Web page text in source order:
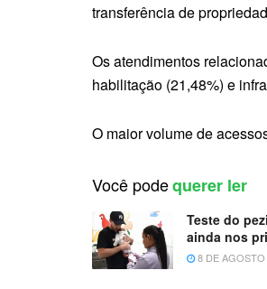
transferência de
Os atendimentos
habilitação (21,48%) e
O maior volume de
Você podequerer ler
Teste do
ainda nos
8 DE AGOSTO